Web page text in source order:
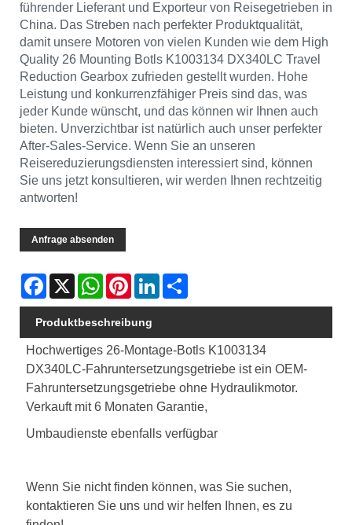
führender Lieferant und Exporteur von Reisegetrieben in
China. Das Streben nach perfekter Produktqualität,
damit unsere Motoren von vielen Kunden wie dem High
Quality 26 Mounting Botls K1003134 DX340LC Travel
Reduction Gearbox zufrieden gestellt wurden. Hohe
Leistung und konkurrenzfähiger Preis sind das, was
jeder Kunde wünscht, und das können wir Ihnen auch
bieten. Unverzichtbar ist natürlich auch unser perfekter
After-Sales-Service. Wenn Sie an unseren
Reisereduzierungsdiensten interessiert sind, können
Sie uns jetzt konsultieren, wir werden Ihnen rechtzeitig
antworten!
Anfrage absenden
Facebook
X WhatsAppPinterestLinkedIn
Produktbeschreibung
Hochwertiges 26-Montage-Botls K1003134
DX340LC-Fahruntersetzungsgetriebe ist ein OEM-
Fahruntersetzungsgetriebe ohne Hydraulikmotor.
Verkauft mit 6 Monaten Garantie,
Umbaudienste ebenfalls verfügbar
Wenn Sie nicht finden können, was Sie suchen,
kontaktieren Sie uns und wir helfen Ihnen, es zu